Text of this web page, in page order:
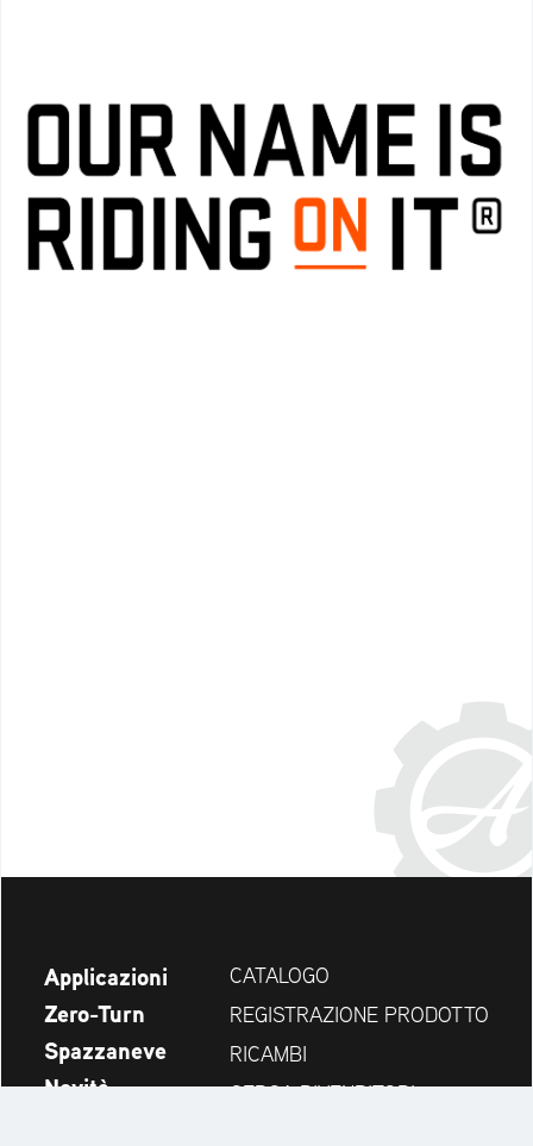
Applicazioni
Zero-Turn
Spazzaneve
Novità
CATALOGO
REGISTRAZIONE PRODOTTO
RICAMBI
CERCA RIVENDITORI